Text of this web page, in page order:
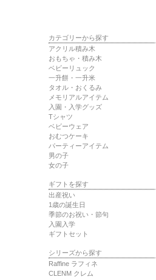
カテゴリーから探す
アクリル積み木
おもちゃ・積み木
ベビーリュック
一升餅・一升米
タオル・おくるみ
メモリアルアイテム
入園・入学グッズ
Tシャツ
ベビーウェア
おむつケーキ
パーティーアイテム
男の子
女の子
ギフトを探す
出産祝い
1歳の誕生日
季節のお祝い・節句
入園入学
ギフトセット
シリーズから探す
Raffine ラフィネ
CLENM クレム